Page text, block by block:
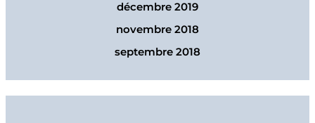
décembre 2019
novembre 2018
septembre 2018